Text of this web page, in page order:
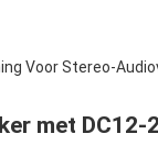
Voor Stereo-
met